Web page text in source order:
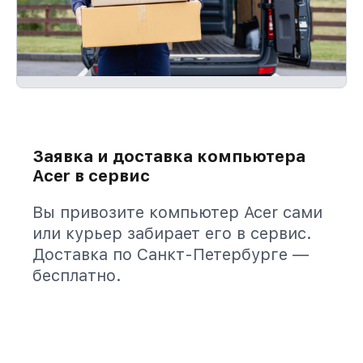
Заявка и доставка компьютера
Acer в сервис
Вы привозите компьютер Acer сами
или курьер забирает его в сервис.
Доставка по Санкт-Петербурге —
бесплатно.